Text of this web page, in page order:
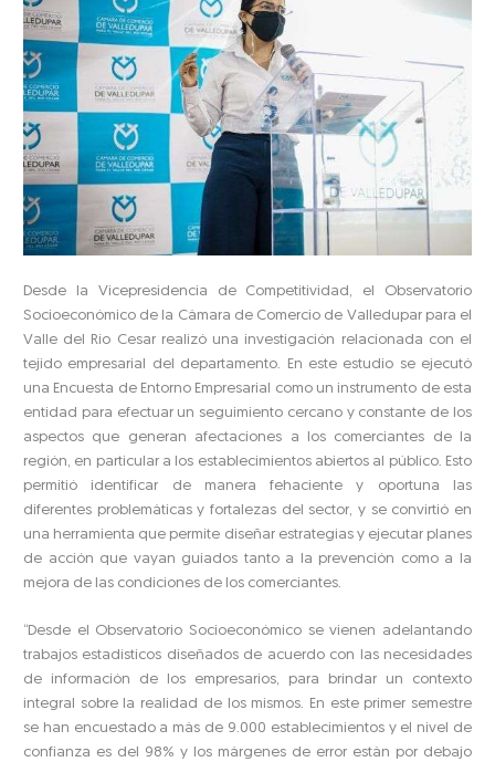
Desde la Vicepresidencia de Competitividad, el Observatorio
Socioeconómico de la Cámara de Comercio de Valledupar para el
Valle del Río Cesar realizó una investigación relacionada con el
tejido empresarial del departamento. En este estudio se ejecutó
una Encuesta de Entorno Empresarial como un instrumento de esta
entidad para efectuar un seguimiento cercano y constante de los
aspectos que generan afectaciones a los comerciantes de la
región, en particular a los establecimientos abiertos al público. Esto
permitió identificar de manera fehaciente y oportuna las
diferentes problemáticas y fortalezas del sector, y se convirtió en
una herramienta que permite diseñar estrategias y ejecutar planes
de acción que vayan guiados tanto a la prevención como a la
mejora de las condiciones de los comerciantes.
“Desde el Observatorio Socioeconómico se vienen adelantando
trabajos estadísticos diseñados de acuerdo con las necesidades
de información de los empresarios, para brindar un contexto
integral sobre la realidad de los mismos. En este primer semestre
se han encuestado a más de 9.000 establecimientos y el nivel de
confianza es del 98% y los márgenes de error están por debajo